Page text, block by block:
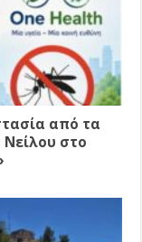
από τα
Νείλου στο